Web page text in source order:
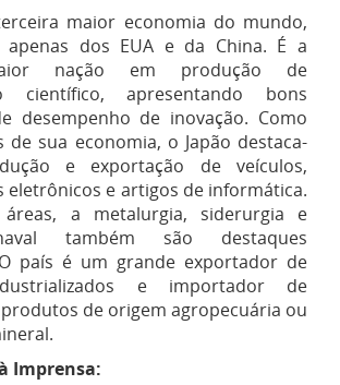
maior economia do mundo,
apenas dos EUA e da China. É a
nação em produção de
científico, apresentando bons
desempenho de inovação. Como
de sua economia, o Japão destaca-
e exportação de veículos,
eletrônicos e artigos de informática.
a metalurgia, siderurgia e
também são destaques
país é um grande exportador de
e importador de
de origem agropecuária ou
Imprensa: